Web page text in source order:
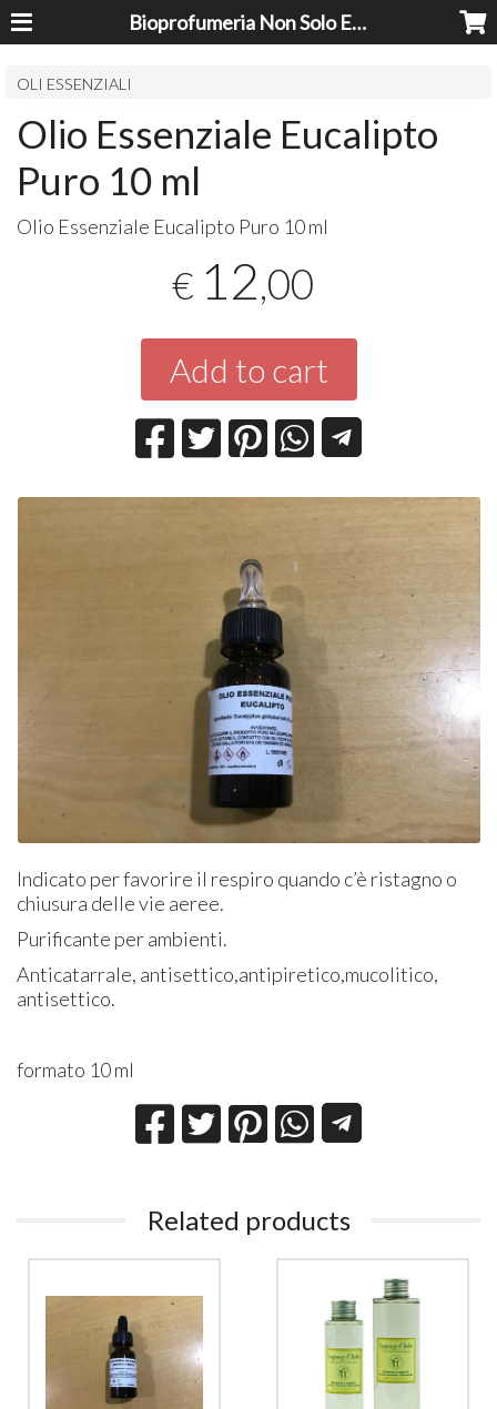
Bioprofumeria Non Solo Essenze
OLI ESSENZIALI
Olio Essenziale Eucalipto
Puro 10 ml
Olio Essenziale Eucalipto Puro 10 ml
€ 12,00
Add to cart
Indicato per favorire il respiro quando c’è ristagno o
chiusura delle vie aeree.
Purificante per ambienti.
Anticatarrale, antisettico,antipiretico,mucolitico,
antisettico.
formato 10 ml
Related products